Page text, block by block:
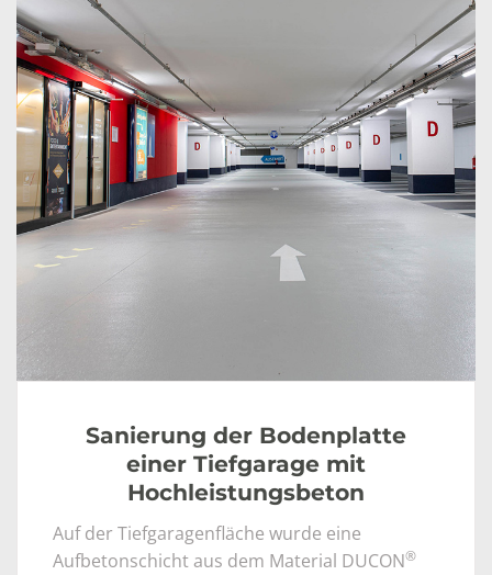
Sanierung der Bodenplatte
einer Tiefgarage mit
Hochleistungsbeton
Auf der Tiefgaragenfläche wurde eine
Aufbetonschicht aus dem Material DUCON®